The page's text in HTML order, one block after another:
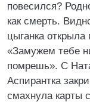
повесился?
как смерть.
цыганка
«Замужем тебе
помрешь». С
Аспирантка
смахнула карты